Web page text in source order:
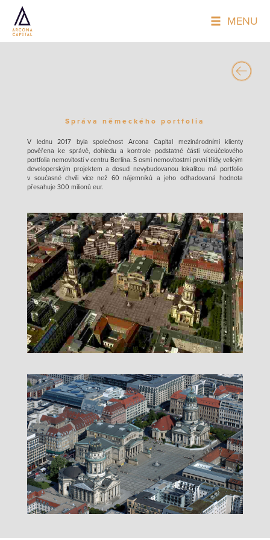
MENU
Správa německého portfolia
V lednu 2017 byla společnost Arcona Capital mezinárodními klienty
pověřena ke správě, dohledu a kontrole podstatné části víceúčelového
portfolia nemovitostí v centru Berlína. S osmi nemovitostmi první třídy, velkým
developerským projektem a dosud nevybudovanou lokalitou má portfolio
v současné chvíli více než 60 nájemníků a jeho odhadovaná hodnota
přesahuje 300 milionů eur.